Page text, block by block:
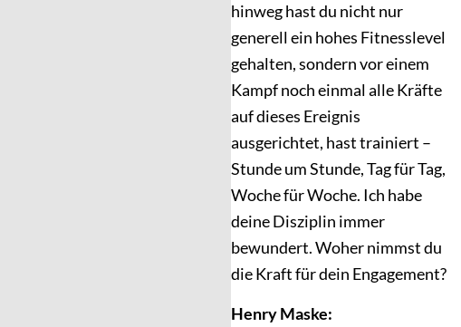
hinweg hast du nicht nur
generell ein hohes Fitnesslevel
gehalten, sondern vor einem
Kampf noch einmal alle Kräfte
auf dieses Ereignis
ausgerichtet, hast trainiert –
Stunde um Stunde, Tag für Tag,
Woche für Woche. Ich habe
deine Disziplin immer
bewundert. Woher nimmst du
die Kraft für dein Engagement?
Henry Maske: